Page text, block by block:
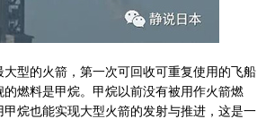
型的火箭，第一次可回收可重复使用的飞船
燃料是甲烷。甲烷以前没有被用作火箭燃
烷也能实现大型火箭的发射与推进，这是一